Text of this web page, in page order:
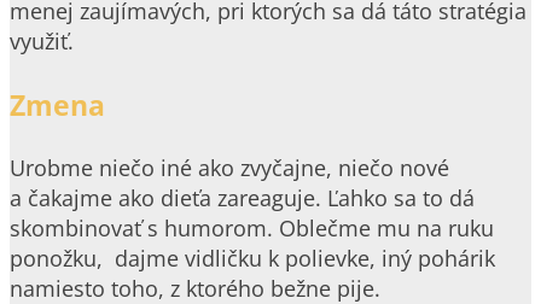
menej zaujímavých, pri ktorých sa dá táto stratégia
využiť.
Zmena
Urobme niečo iné ako zvyčajne, niečo nové
a čakajme ako dieťa zareaguje. Ľahko sa to dá
skombinovať s humorom. Oblečme mu na ruku
ponožku, dajme vidličku k polievke, iný pohárik
namiesto toho, z ktorého bežne pije.